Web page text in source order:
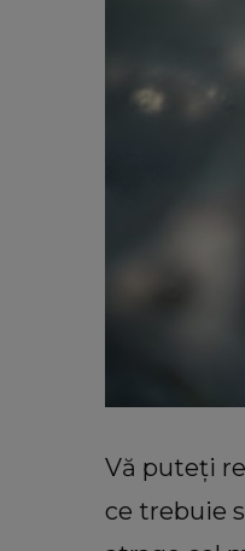
Vă puteți
ce trebuie